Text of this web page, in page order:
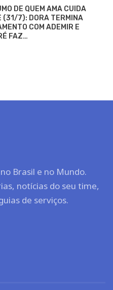
DE QUEM AMA CUIDA
(31/7): DORA TERMINA
COM ADEMIR E
FAZ…
Brasil e no Mundo.
notícias do seu time,
de serviços.